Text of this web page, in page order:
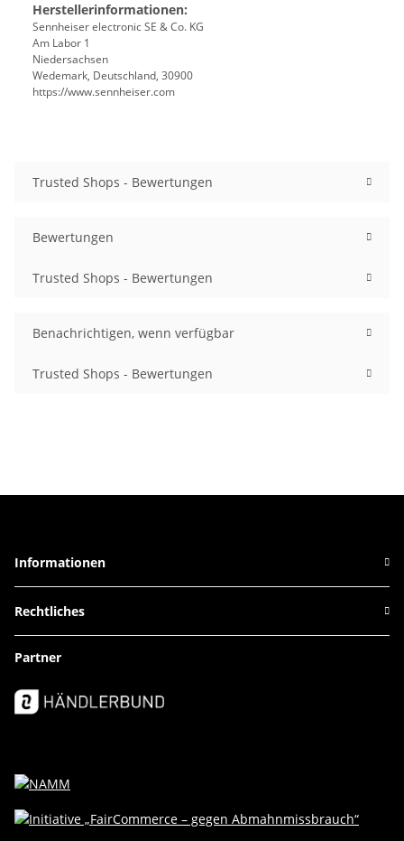
Herstellerinformationen:
Sennheiser electronic SE & Co. KG
Am Labor 1
Niedersachsen
Wedemark, Deutschland, 30900
https://www.sennheiser.com
Trusted Shops - Bewertungen
Bewertungen
Trusted Shops - Bewertungen
Benachrichtigen, wenn verfügbar
Trusted Shops - Bewertungen
Informationen
Rechtliches
Partner